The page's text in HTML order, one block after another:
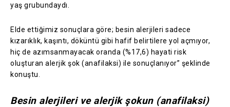
yaş grubundaydı.
Elde ettiğimiz sonuçlara göre; besin alerjileri sadece
kızarıklık, kaşıntı, döküntü gibi hafif belirtilere yol açmıyor,
hiç de azımsanmayacak oranda (%17,6) hayati risk
oluşturan alerjik şok (anafilaksi) ile sonuçlanıyor” şeklinde
konuştu.
Besin alerjileri ve alerjik şokun (anafilaksi)